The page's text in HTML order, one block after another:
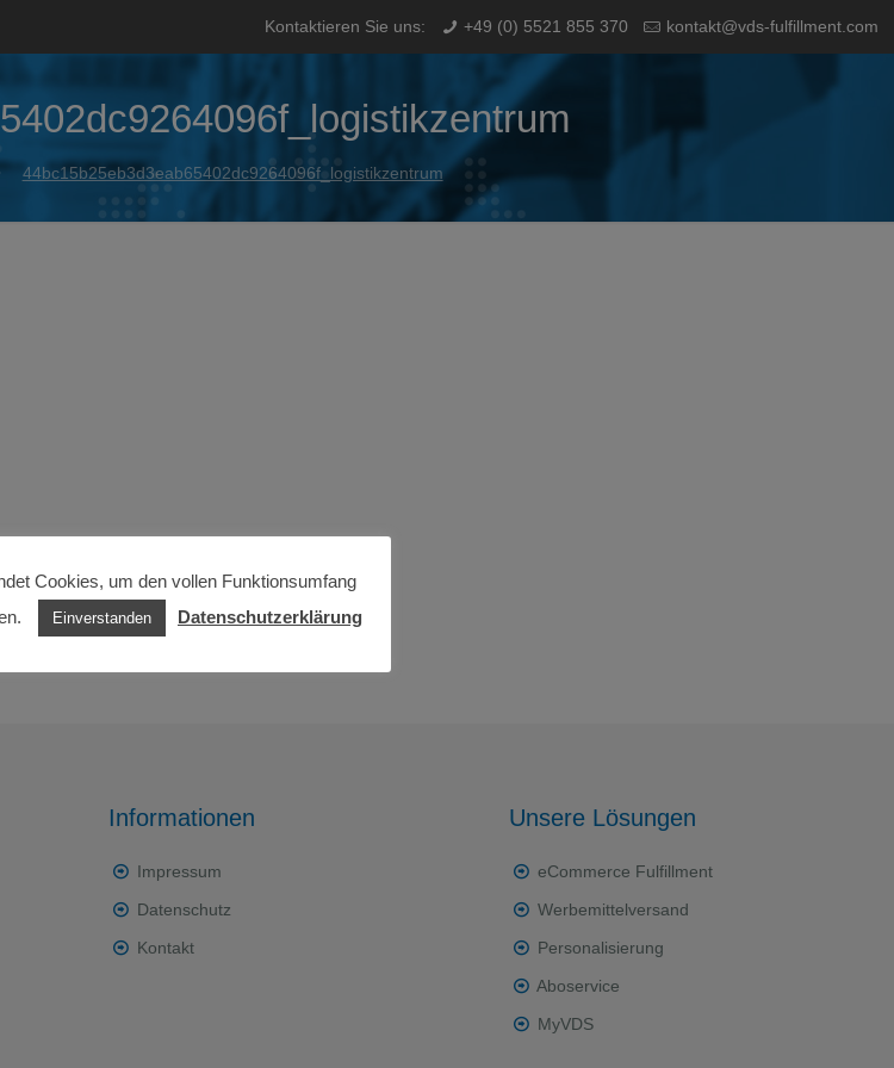
Kontaktieren Sie uns: +49 (0) 5521 855 370 kontakt@vds-fulfillment.com
44bc15b25eb3d3eab65402dc9264096f_logistikzentrum
Informationen
Impressum
Datenschutz
Kontakt
Unsere Lösungen
eCommerce Fulfillment
Werbemittelversand
Personalisierung
Aboservice
MyVDS
Cookies, um den vollen Funktionsumfang
Einverstanden Datenschutzerklärung